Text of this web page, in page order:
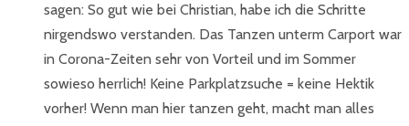
sagen: So gut wie bei Christian, habe ich die Schritte
nirgendswo verstanden. Das Tanzen unterm Carport war
in Corona-Zeiten sehr von Vorteil und im Sommer
sowieso herrlich! Keine Parkplatzsuche = keine Hektik
vorher! Wenn man hier tanzen geht, macht man alles